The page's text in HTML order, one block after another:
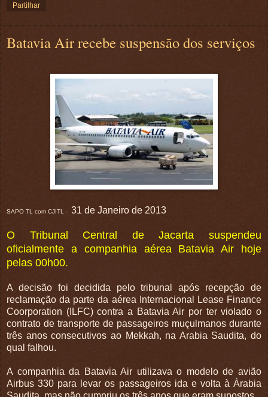
Partilhar
Batavia Air recebe suspensão dos serviços
.
SAPO TL com CJITL - 31 de Janeiro de 2013
O Tribunal Central de Jacarta suspendeu
oficialmente a companhia aérea Batavia Air hoje
pelas 00h00.
A decisão foi decidida pelo tribunal após recepção de
reclamação da parte da aérea Internacional Lease Finance
Coorporation (ILFC) contra a Batavia Air por ter violado o
contrato de transporte de passageiros muçulmanos durante
três anos consecutivos ao Mekkah, na Arabia Saudita, do
qual falhou.
A companhia da Batavia Air utilizava o modelo de avião
Airbus 330 para levar os passageiros ida e volta à Árabia